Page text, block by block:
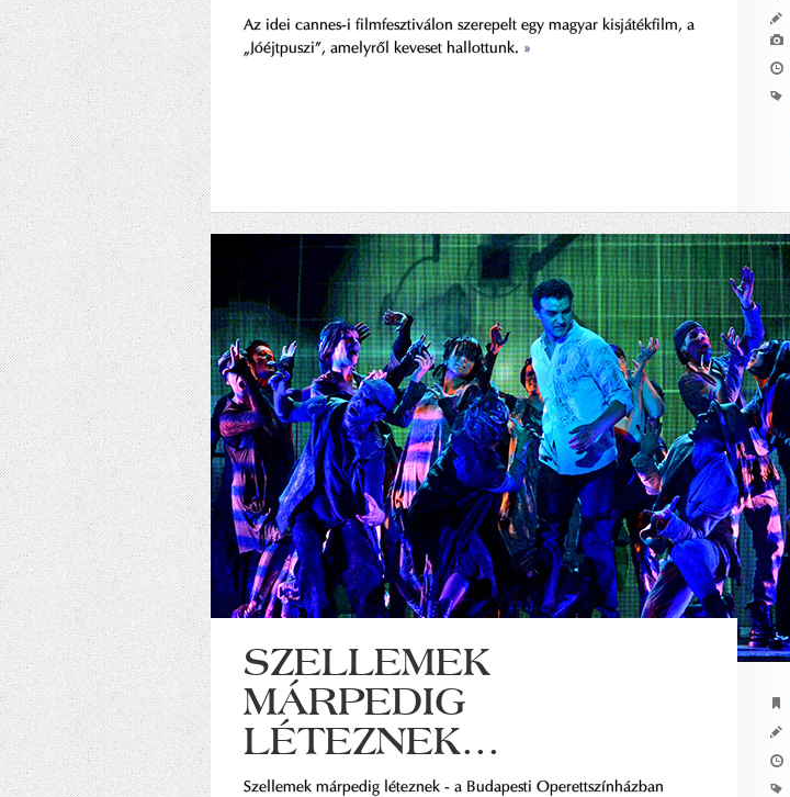
Az idei cannes-i filmfesztiválon szerepelt egy magyar kisjátékfilm, a
„Jóéjtpuszi”, amelyről keveset hallottunk. »
SZELLEMEK
MÁRPEDIG
LÉTEZNEK...
Szellemek márpedig léteznek - a Budapesti Operettszínházban